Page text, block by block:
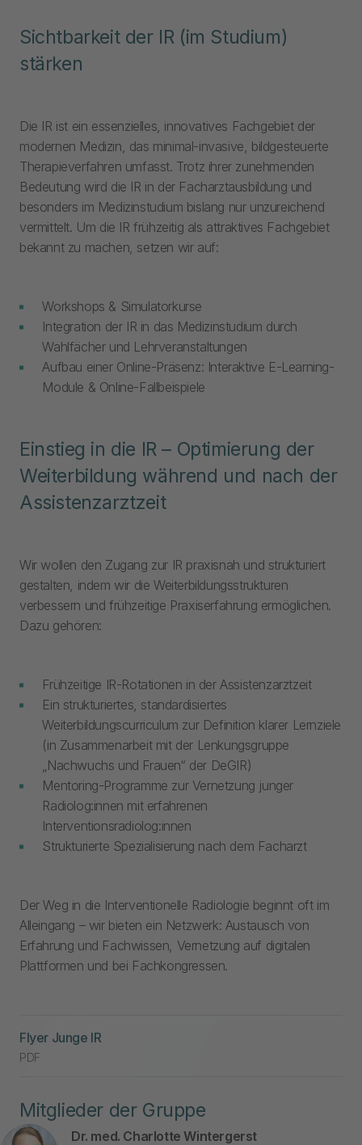
Sichtbarkeit der IR (im Studium)
stärken
Die IR ist ein essenzielles, innovatives Fachgebiet der
modernen Medizin, das minimal-invasive, bildgesteuerte
Therapieverfahren umfasst. Trotz ihrer zunehmenden
Bedeutung wird die IR in der Facharztausbildung und
besonders im Medizinstudium bislang nur unzureichend
vermittelt. Um die IR frühzeitig als attraktives Fachgebiet
bekannt zu machen, setzen wir auf:
Workshops & Simulatorkurse
Integration der IR in das Medizinstudium durch
Wahlfächer und Lehrveranstaltungen
Aufbau einer Online-Präsenz: Interaktive E-Learning-
Module & Online-Fallbeispiele
Einstieg in die IR – Optimierung der
Weiterbildung während und nach der
Assistenzarztzeit
Wir wollen den Zugang zur IR praxisnah und strukturiert
gestalten, indem wir die Weiterbildungsstrukturen
verbessern und frühzeitige Praxiserfahrung ermöglichen.
Dazu gehören:
Frühzeitige IR-Rotationen in der Assistenzarztzeit
Ein strukturiertes, standardisiertes
Weiterbildungscurriculum zur Definition klarer Lernziele
(in Zusammenarbeit mit der Lenkungsgruppe
„Nachwuchs und Frauen“ der DeGIR)
Mentoring-Programme zur Vernetzung junger
Radiolog:innen mit erfahrenen
Interventionsradiolog:innen
Strukturierte Spezialisierung nach dem Facharzt
Der Weg in die Interventionelle Radiologie beginnt oft im
Alleingang – wir bieten ein Netzwerk: Austausch von
Erfahrung und Fachwissen, Vernetzung auf digitalen
Plattformen und bei Fachkongressen.
Flyer Junge IR
PDF
Mitglieder der Gruppe
Dr. med. Charlotte Wintergerst